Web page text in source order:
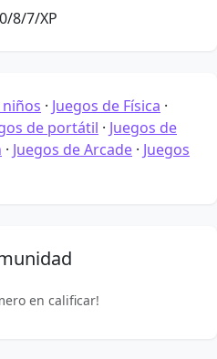
8/7/XP
niños · Juegos de Física ·
de portátil · Juegos de
· Juegos de Arcade · Juegos
en calificar!